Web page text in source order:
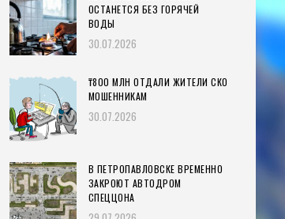
ОСТАНЕТСЯ БЕЗ ГОРЯЧЕЙ
ВОДЫ
30.07.2026
₸800 МЛН ОТДАЛИ ЖИТЕЛИ СКО
МОШЕННИКАМ
30.07.2026
В ПЕТРОПАВЛОВСКЕ ВРЕМЕННО
ЗАКРОЮТ АВТОДРОМ
СПЕЦЦОНА